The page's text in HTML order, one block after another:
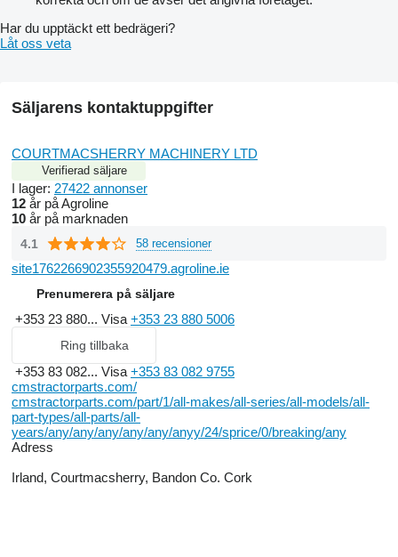
Har du upptäckt ett bedrägeri?
Låt oss veta
Säljarens kontaktuppgifter
COURTMACSHERRY MACHINERY LTD
Verifierad säljare
I lager: 27422 annonser
12 år på Agroline
10 år på marknaden
4.1 58 recensioner
site1762266902355920479.agroline.ie
Prenumerera på säljare
+353 23 880... Visa +353 23 880 5006
Ring tillbaka
+353 83 082... Visa +353 83 082 9755
cmstractorparts.com/
cmstractorparts.com/part/1/all-makes/all-series/all-models/all-
part-types/all-parts/all-
years/any/any/any/any/any/anyy/24/sprice/0/breaking/any
Adress
Irland, Courtmacsherry, Bandon Co. Cork